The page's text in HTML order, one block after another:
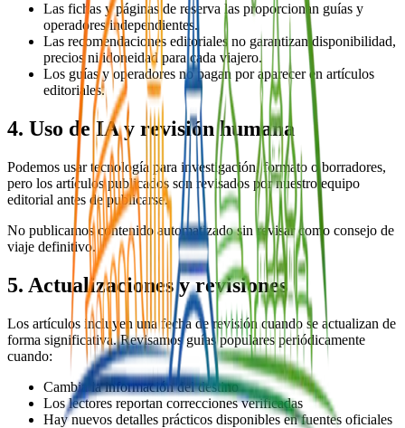
Las fichas y páginas de reserva las proporcionan guías y
operadores independientes.
Las recomendaciones editoriales no garantizan disponibilidad,
precios ni idoneidad para cada viajero.
Los guías y operadores no pagan por aparecer en artículos
editoriales.
4. Uso de IA y revisión humana
Podemos usar tecnología para investigación, formato o borradores,
pero los artículos publicados son revisados por nuestro equipo
editorial antes de publicarse.
No publicamos contenido automatizado sin revisar como consejo de
viaje definitivo.
5. Actualizaciones y revisiones
Los artículos incluyen una fecha de revisión cuando se actualizan de
forma significativa. Revisamos guías populares periódicamente
cuando:
Cambia la información del destino
Los lectores reportan correcciones verificadas
Hay nuevos detalles prácticos disponibles en fuentes oficiales